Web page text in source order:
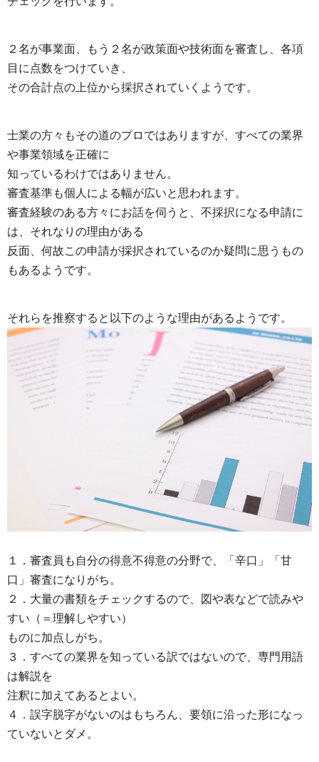
２名が事業面、もう２名が政策面や技術面を審査し、各項
目に点数をつけていき、
その合計点の上位から採択されていくようです。
士業の方々もその道のプロではありますが、すべての業界
や事業領域を正確に
知っているわけではありません。
審査基準も個人による幅が広いと思われます。
審査経験のある方々にお話を伺うと、不採択になる申請に
は、それなりの理由がある
反面、何故この申請が採択されているのか疑問に思うもの
もあるようです。
それらを推察すると以下のような理由があるようです。
１．審査員も自分の得意不得意の分野で、「辛口」「甘
口」審査になりがち。
２．大量の書類をチェックするので、図や表などで読みや
すい（＝理解しやすい）
ものに加点しがち。
３．すべての業界を知っている訳ではないので、専門用語
は解説を
注釈に加えてあるとよい。
４．誤字脱字がないのはもちろん、要領に沿った形になっ
ていないとダメ。